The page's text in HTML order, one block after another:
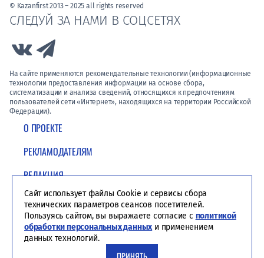
О ПРОЕКТЕ
РЕКЛАМОДАТЕЛЯМ
РЕДАКЦИЯ
ПОЛИТИКА КОНФИДЕНЦИАЛЬНОСТИ
СЛЕДУЙ ЗА НАМИ В СОЦСЕТЯХ
Link to Vk
На сайте применяются рекомендательные технологии (информационные
технологии предоставления информации на основе сбора,
систематизации и анализа сведений, относящихся к предпочтениям
пользователей сети «Интернет», находящихся на территории Российской
Федерации).
© Kazanfirst 2013 – 2025 all rights reserved
Сайт использует файлы Cookie и сервисы сбора
технических параметров сеансов посетителей.
Пользуясь сайтом, вы выражаете согласие с политикой
обработки персональных данных и применением
данных технологий.